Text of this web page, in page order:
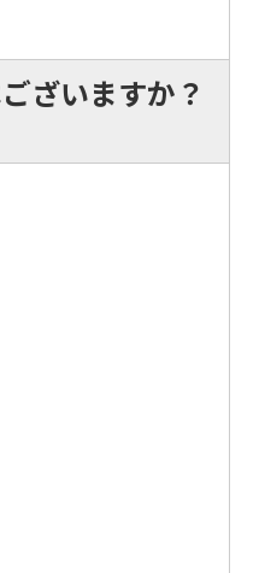
ざいますか？